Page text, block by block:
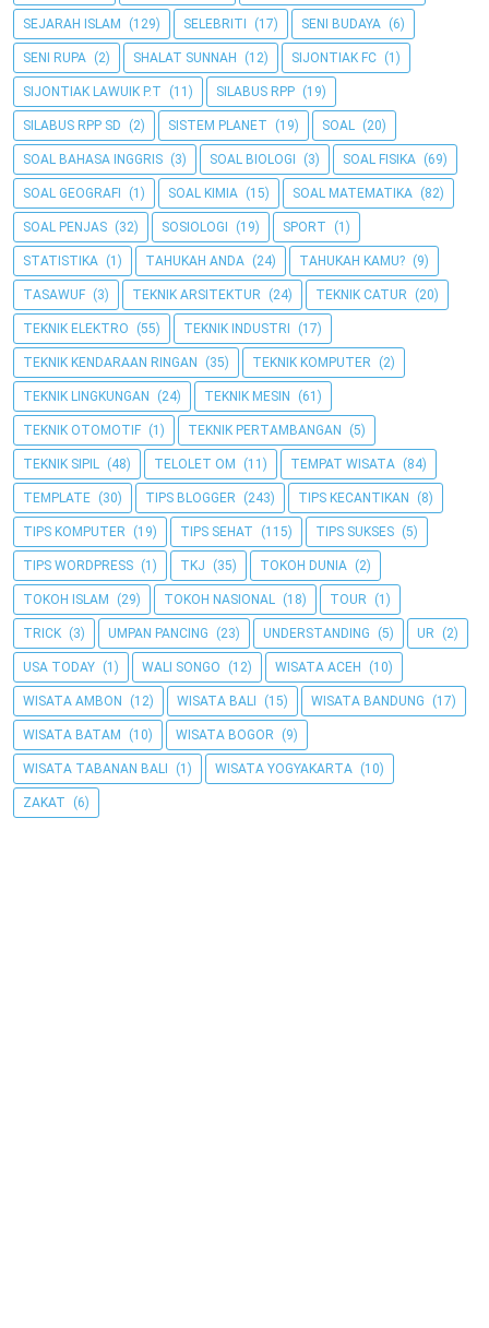
SEJARAH ISLAM (129) SELEBRITI (17) SENI BUDAYA (6)
SENI RUPA (2) SHALAT SUNNAH (12) SIJONTIAK FC (1)
SIJONTIAK LAWUIK P.T (11) SILABUS RPP (19)
SILABUS RPP SD (2) SISTEM PLANET (19) SOAL (20)
SOAL BAHASA INGGRIS (3) SOAL BIOLOGI (3) SOAL FISIKA (69)
SOAL GEOGRAFI (1) SOAL KIMIA (15) SOAL MATEMATIKA (82)
SOAL PENJAS (32) SOSIOLOGI (19) SPORT (1)
STATISTIKA (1) TAHUKAH ANDA (24) TAHUKAH KAMU? (9)
TASAWUF (3) TEKNIK ARSITEKTUR (24) TEKNIK CATUR (20)
TEKNIK ELEKTRO (55) TEKNIK INDUSTRI (17)
TEKNIK KENDARAAN RINGAN (35) TEKNIK KOMPUTER (2)
TEKNIK LINGKUNGAN (24) TEKNIK MESIN (61)
TEKNIK OTOMOTIF (1) TEKNIK PERTAMBANGAN (5)
TEKNIK SIPIL (48) TELOLET OM (11) TEMPAT WISATA (84)
TEMPLATE (30) TIPS BLOGGER (243) TIPS KECANTIKAN (8)
TIPS KOMPUTER (19) TIPS SEHAT (115) TIPS SUKSES (5)
TIPS WORDPRESS (1) TKJ (35) TOKOH DUNIA (2)
TOKOH ISLAM (29) TOKOH NASIONAL (18) TOUR (1)
TRICK (3) UMPAN PANCING (23) UNDERSTANDING (5) UR (2)
USA TODAY (1) WALI SONGO (12) WISATA ACEH (10)
WISATA AMBON (12) WISATA BALI (15) WISATA BANDUNG (17)
WISATA BATAM (10) WISATA BOGOR (9)
WISATA TABANAN BALI (1) WISATA YOGYAKARTA (10)
ZAKAT (6)